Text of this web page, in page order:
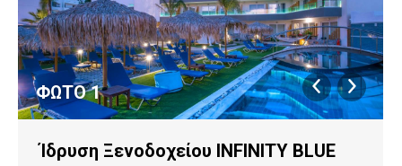
ΦΩΤΟ 1
Ίδρυση Ξενοδοχείου INFINITY BLUE